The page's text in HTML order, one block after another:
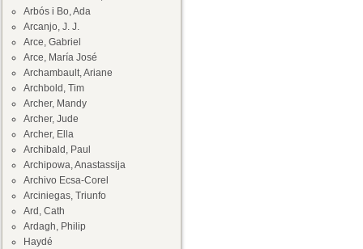
Arbós i Bo, Ada
Arcanjo, J. J.
Arce, Gabriel
Arce, María José
Archambault, Ariane
Archbold, Tim
Archer, Mandy
Archer, Jude
Archer, Ella
Archibald, Paul
Archipowa, Anastassija
Archivo Ecsa-Corel
Arciniegas, Triunfo
Ard, Cath
Ardagh, Philip
Haydé